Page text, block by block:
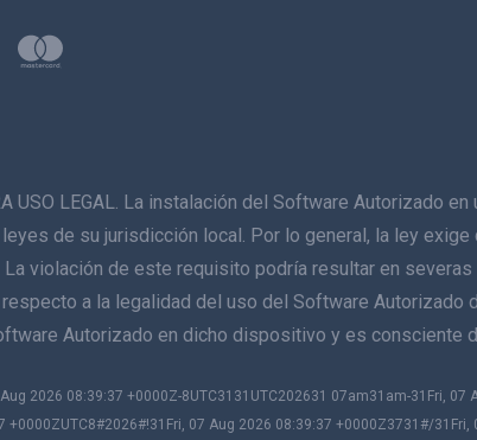
USO LEGAL. La instalación del Software Autorizado
de su jurisdicción local. Por lo general, la ley
violación de este requisito podría resultar en
a la legalidad del uso del Software
Autorizado en dicho dispositivo y es consciente
2026 08:39:37 +0000Z-8UTC3131UTC202631 07am31am-31Fri,
07 Aug 2026 08:39:37 +0000Z3731#/